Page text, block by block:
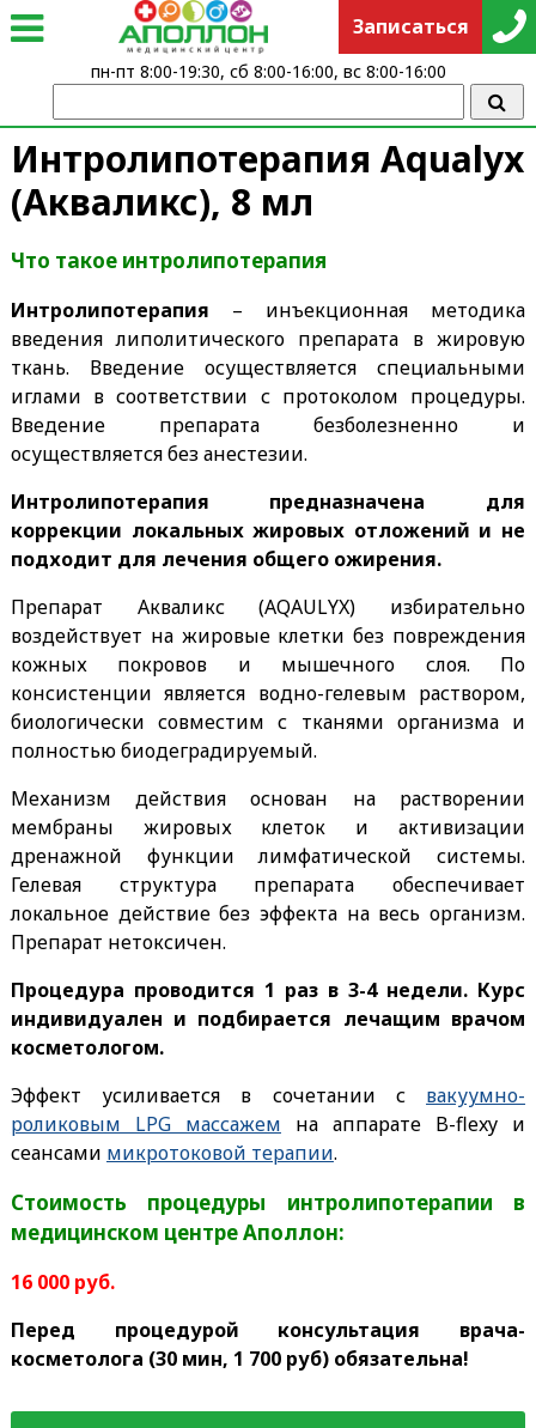
Интролипотерапия Aqualyx
(Акваликс), 8 мл
Что такое интролипотерапия
Интролипотерапия – инъекционная методика
введения липолитического препарата в жировую
ткань. Введение осуществляется специальными
иглами в соответствии с протоколом процедуры.
Введение препарата безболезненно и
осуществляется без анестезии.
Интролипотерапия предназначена для
коррекции локальных жировых отложений и не
подходит для лечения общего ожирения.
Препарат Акваликс (AQAULYX) избирательно
воздействует на жировые клетки без повреждения
кожных покровов и мышечного слоя. По
консистенции является водно-гелевым раствором,
биологически совместим с тканями организма и
полностью биодеградируемый.
Механизм действия основан на растворении
мембраны жировых клеток и активизации
дренажной функции лимфатической системы.
Гелевая структура препарата обеспечивает
локальное действие без эффекта на весь организм.
Препарат нетоксичен.
Процедура проводится 1 раз в 3-4 недели. Курс
индивидуален и подбирается лечащим врачом
косметологом.
Эффект усиливается в сочетании с вакуумно-
роликовым LPG массажем на аппарате B-flexy и
сеансами микротоковой терапии.
Стоимость процедуры интролипотерапии в
медицинском центре Аполлон:
16 000 руб.
Перед процедурой консультация врача-
косметолога (30 мин, 1 700 руб) обязательна!
Записаться
пн-пт 8:00-19:30, сб 8:00-16:00, вс 8:00-16:00